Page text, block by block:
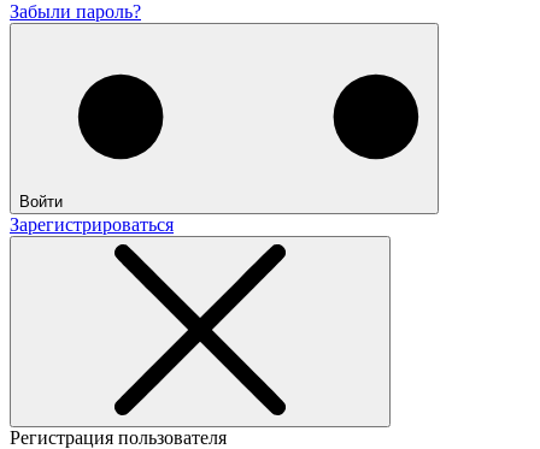
Забыли пароль?
Войти
Зарегистрироваться
Регистрация пользователя